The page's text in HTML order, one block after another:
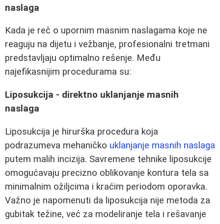
naslaga
Kada je reč o upornim masnim naslagama koje ne
reaguju na dijetu i vežbanje, profesionalni tretmani
predstavljaju optimalno rešenje. Među
najefikasnijim procedurama su:
Liposukcija - direktno uklanjanje masnih
naslaga
Liposukcija je hirurška procedura koja
podrazumeva mehaničko uklanjanje masnih naslaga
putem malih incizija. Savremene tehnike liposukcije
omogućavaju precizno oblikovanje kontura tela sa
minimalnim ožiljcima i kraćim periodom oporavka.
Važno je napomenuti da liposukcija nije metoda za
gubitak težine, već za modeliranje tela i rešavanje